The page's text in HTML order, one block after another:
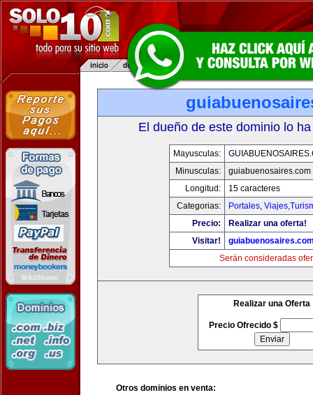
El dueño de este dominio lo
Mayusculas:
Minusculas:
guiabuenosaires.com
Longitud:
15 caracteres
Categorias:
Portales,
Precio:
Realizar una oferta!
Visitar!
Serán consideradas
Realizar una Oferta
Precio Ofrecido $
Otros dominios en venta: